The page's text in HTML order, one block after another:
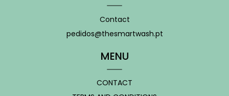
Contact
pedidos@thesmartwash.pt
MENU
CONTACT